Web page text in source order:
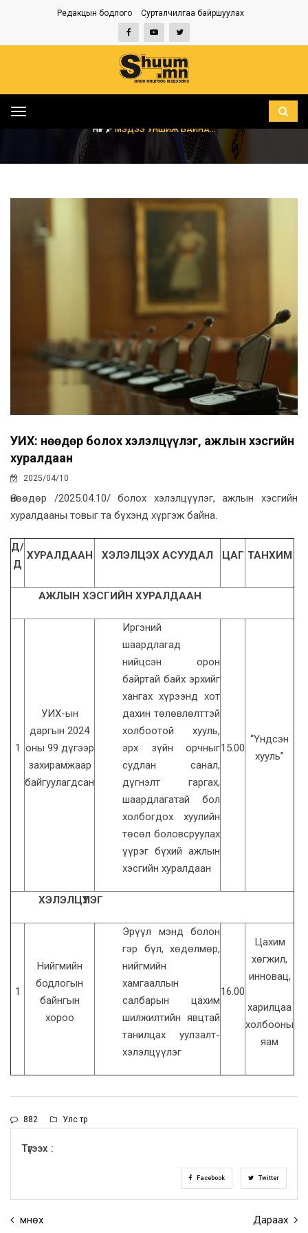
Редакцын бодлого Сурталчилгаа байршуулах
Toggle
НҮҮР МЭДЭЭ УНШИЖ БАЙНА...
УИХ: Өнөөдөр болох хэлэлцүүлэг, ажлын хэсгийн
хуралдаан
2025/04/10
Өнөөдөр /2025.04.10/ болох хэлэлцүүлэг, ажлын хэсгийн
хуралдааны товыг та бүхэнд хүргэж байна.
Д/
Д
ХУРАЛДААН ХЭЛЭЛЦЭХ АСУУДАЛ ЦАГ ТАНХИМ
АЖЛЫН ХЭСГИЙН ХУРАЛДААН
1
УИХ-ын
даргын 2024
оны 99 дүгээр
захирамжаар
байгуулагдсан
Иргэний
шаардлагад
нийцсэн орон
байртай байх эрхийг
хангах хүрээнд хот
дахин төлөвлөлттэй
холбоотой хууль,
эрх зүйн орчныг
судлан санал,
дүгнэлт гаргах,
шаардлагатай бол
холбогдох хуулийн
төсөл боловсруулах
үүрэг бүхий ажлын
хэсгийн хуралдаан
15.00
“Үндсэн
хууль”
ХЭЛЭЛЦҮҮЛЭГ
1
Нийгмийн
бодлогын
байнгын
хороо
Эрүүл мэнд болон
гэр бүл, хөдөлмөр,
нийгмийн
хамгааллын
салбарын цахим
шилжилтийн явцтай
танилцах уулзалт-
хэлэлцүүлэг
16.00
Цахим
хөгжил,
инновац,
харилцаа
холбооны
яам
882 Улс төр
Түгээх :
Facebook Twitter
Өмнөх Дараах